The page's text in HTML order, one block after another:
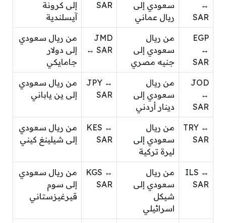
↔
SAR
سعودي إلى
ريال عماني
SAR
إلى كرونة
آيسلندية
EGP
↔
SAR
من ريال
سعودي إلى
جنيه مصري
JMD
↔ SAR
من ريال سعودي
إلى دولار
جامايكي
JOD
↔
SAR
من ريال
سعودي إلى
دينار أردني
JPY ↔
SAR
من ريال سعودي
إلى ين ياباني
TRY ↔
SAR
من ريال
سعودي إلى
ليرة تركية
KES ↔
SAR
من ريال سعودي
إلى شيلينغ كيني
ILS ↔
SAR
من ريال
سعودي إلى
شيكل
اسرائيلي
KGS ↔
SAR
من ريال سعودي
إلى سوم
قيرغيزستاني